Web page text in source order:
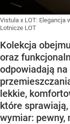
Vistula x LOT: Elegancja
Lotnicze LOT
Kolekcja
oraz
odpowiadają
lekkie,
które
wymiar: pewny,